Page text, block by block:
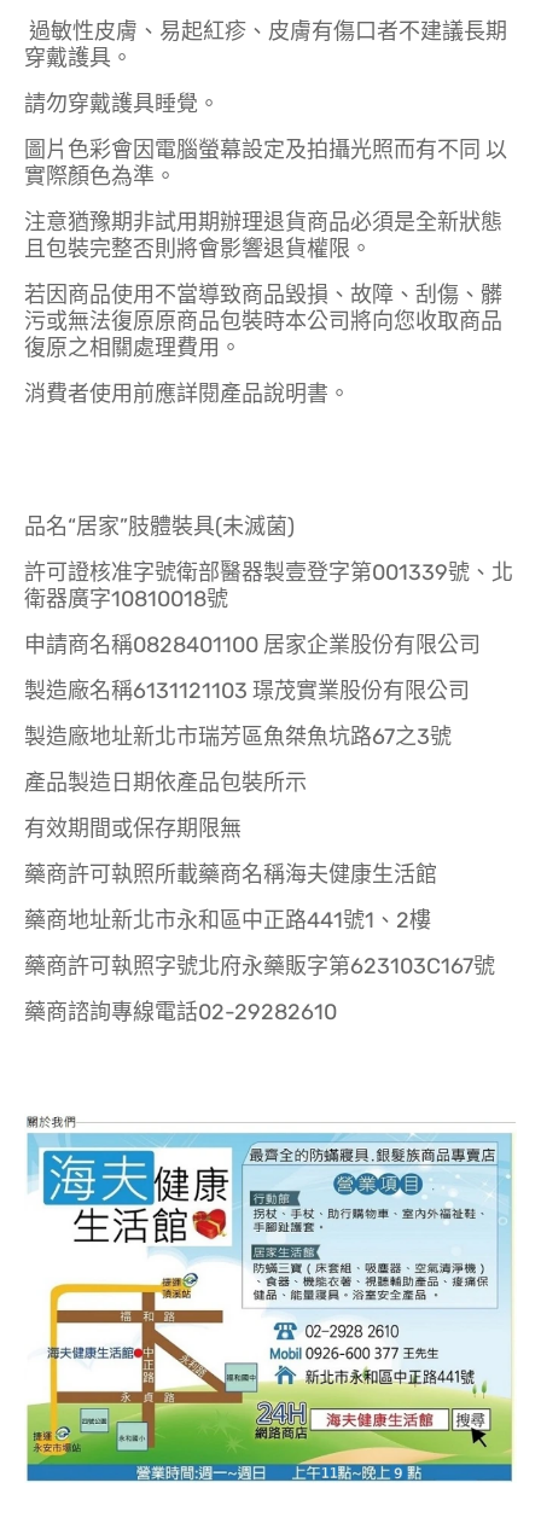
過敏性皮膚、易起紅疹、皮膚有傷口者不建議長期
穿戴護具。
請勿穿戴護具睡覺。
圖片色彩會因電腦螢幕設定及拍攝光照而有不同 以
實際顏色為準。
注意猶豫期非試用期辦理退貨商品必須是全新狀態
且包裝完整否則將會影響退貨權限。
若因商品使用不當導致商品毀損、故障、刮傷、髒
污或無法復原原商品包裝時本公司將向您收取商品
復原之相關處理費用。
消費者使用前應詳閱產品說明書。
品名“居家”肢體裝具(未滅菌)
許可證核准字號衛部醫器製壹登字第001339號、北
衛器廣字10810018號
申請商名稱0828401100 居家企業股份有限公司
製造廠名稱6131121103 璟茂實業股份有限公司
製造廠地址新北市瑞芳區魚桀魚坑路67之3號
產品製造日期依產品包裝所示
有效期間或保存期限無
藥商許可執照所載藥商名稱海夫健康生活館
藥商地址新北市永和區中正路441號1、2樓
藥商許可執照字號北府永藥販字第623103C167號
藥商諮詢專線電話02-29282610